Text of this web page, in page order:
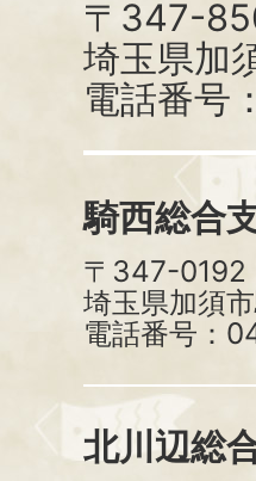
〒347-
埼玉県加
電話番号
騎西総合
〒347-0192
埼玉県加須
電話番号：
北川辺総